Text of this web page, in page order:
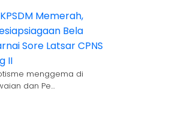
Memerah,
Bela
Sore Latsar CPNS
II
menggema di
dan Pe…